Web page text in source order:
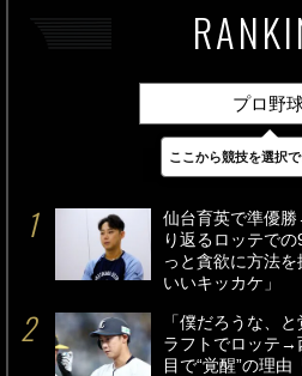
プロ野
最新 24時間
仙台育英で準優
り返るロッテで
っと貪欲に方法
いいキッカケ」
「僕だろうな、
ラフトでロッテ
目で“覚醒”の理
ここから競技を選択